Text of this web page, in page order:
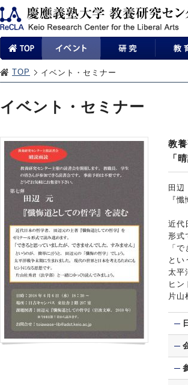
TOP イベント・セミナー
イベント・セミナー
教
「
田
『
近代
形式
「
とい
太平
ヒン
片山